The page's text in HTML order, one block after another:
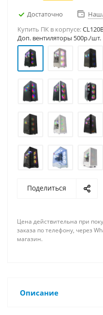
Достаточно
Купить ПК в корпусе:
Доп. вентиляторы 500р./шт.
Поделиться
Цена действительна при
заказа по телефону, через
магазин.
Описание